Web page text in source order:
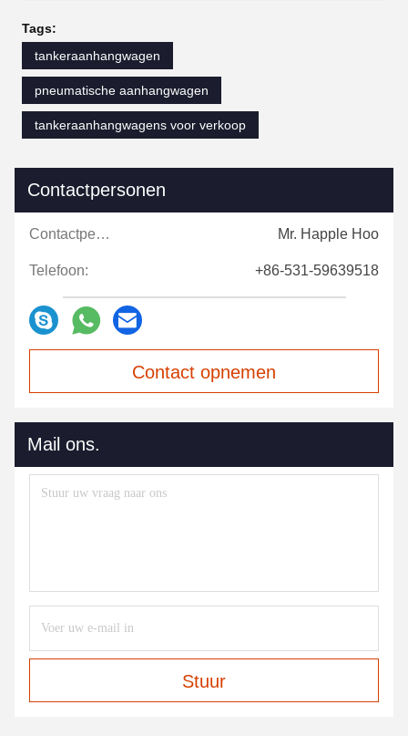
Tags:
tankeraanhangwagen
pneumatische aanhangwagen
tankeraanhangwagens voor verkoop
Contactpersonen
Contactpersonen: Mr. Happle Hoo
Telefoon: +86-531-59639518
Contact opnemen
Mail ons.
Stuur